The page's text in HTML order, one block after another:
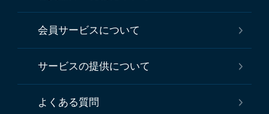
会員サービスについて
サービスの提供について
よくある質問